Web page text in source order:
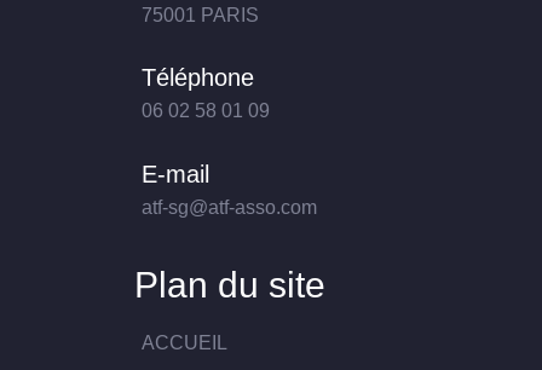
75001 PARIS
Téléphone
06 02 58 01 09
E-mail
atf-sg@atf-asso.com
Plan du site
ACCUEIL